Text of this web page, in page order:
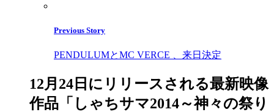
Previous Story
PENDULUMとMC VERCE 、来日決定
12月24日にリリースされる最新映像
作品「しゃちサマ2014～神々の祭り